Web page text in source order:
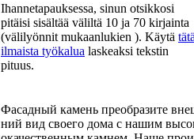
Ihannetapauksessa, sinun otsikkosi
pitäisi sisältää väliltä 10 ja 70 kirjainta
(välilyönnit mukaanlukien ). Käytä
ilmaista työkalua laskeaksi tekstin
pituus.
Фасадный камень преобразите
ний вид своего дома с нашим